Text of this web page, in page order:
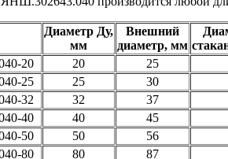
Диаметр Ду,
мм
Внешний
диаметр, мм
20
20
25
25
25
30
32
32
37
40
40
45
50
50
56
80
80
87